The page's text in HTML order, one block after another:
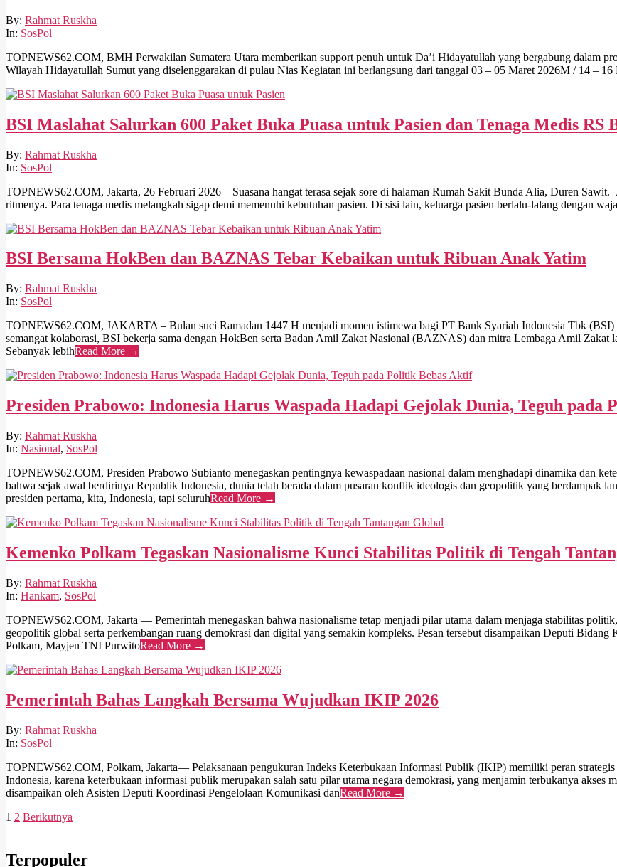
2026-
03-
By: Rahmat Ruskha
In: SosPol
TOPNEWS62.COM, BMH Perwakilan Sumatera Utara memberikan support penuh untuk Da’i Hidayatullah yang bergabung dalam
Wilayah Hidayatullah Sumut yang diselenggarakan di pulau Nias Kegiatan ini berlangsung dari tanggal 03 – 05 Maret 2026M / 14 –
BSI Maslahat Salurkan 600 Paket Buka Puasa untuk Pasien dan Tenaga Medis
2026-
03-
By: Rahmat Ruskha
In: SosPol
TOPNEWS62.COM, Jakarta, 26 Februari 2026 – Suasana hangat terasa sejak sore di halaman Rumah Sakit Bunda Alia, Duren
ritmenya. Para tenaga medis melangkah sigap demi memenuhi kebutuhan pasien. Di sisi lain, keluarga pasien berlalu-lalang dengan
BSI Bersama HokBen dan BAZNAS Tebar Kebaikan untuk Ribuan Anak Yatim
2026-
03-
By: Rahmat Ruskha
In: SosPol
TOPNEWS62.COM, JAKARTA – Bulan suci Ramadan 1447 H menjadi momen istimewa bagi PT Bank Syariah Indonesia Tbk
semangat kolaborasi, BSI bekerja sama dengan HokBen serta Badan Amil Zakat Nasional (BAZNAS) dan mitra Lembaga Amil Zakat
Sebanyak lebihRead More →
Presiden Prabowo: Indonesia Harus Waspada Hadapi Gejolak Dunia, Teguh pada
2026-
02-
By: Rahmat Ruskha
In: Nasional, SosPol
TOPNEWS62.COM, Presiden Prabowo Subianto menegaskan pentingnya kewaspadaan nasional dalam menghadapi dinamika dan
bahwa sejak awal berdirinya Republik Indonesia, dunia telah berada dalam pusaran konflik ideologis dan geopolitik yang berdampak
presiden pertama, kita, Indonesia, tapi seluruhRead More →
Kemenko Polkam Tegaskan Nasionalisme Kunci Stabilitas Politik di Tengah
2026-
02-
By: Rahmat Ruskha
In: Hankam, SosPol
TOPNEWS62.COM, Jakarta — Pemerintah menegaskan bahwa nasionalisme tetap menjadi pilar utama dalam menjaga stabilitas
geopolitik global serta perkembangan ruang demokrasi dan digital yang semakin kompleks. Pesan tersebut disampaikan Deputi
Polkam, Mayjen TNI PurwitoRead More →
Pemerintah Bahas Langkah Bersama Wujudkan IKIP 2026
2026-
02-
By: Rahmat Ruskha
In: SosPol
TOPNEWS62.COM, Polkam, Jakarta— Pelaksanaan pengukuran Indeks Keterbukaan Informasi Publik (IKIP) memiliki peran strategis
Indonesia, karena keterbukaan informasi publik merupakan salah satu pilar utama negara demokrasi, yang menjamin terbukanya akses
disampaikan oleh Asisten Deputi Koordinasi Pengelolaan Komunikasi danRead More →
Paginasi
1 2 Berikutnya
Terpopuler